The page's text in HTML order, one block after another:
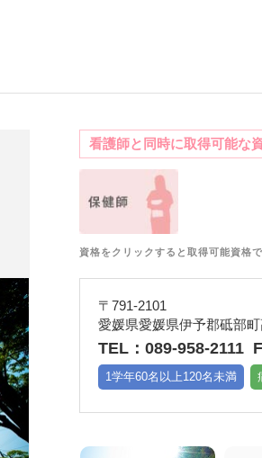
看護師と同時に取得可能な
資格をクリックすると取得可能資格
〒791-2101
愛媛県愛媛県伊予郡砥部
TEL：089-958-2111
1学年60名以上120名未満